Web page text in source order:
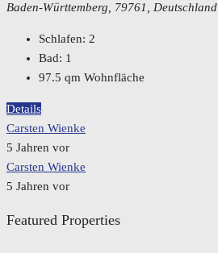
Baden-Württemberg, 79761, Deutschland
Schlafen: 2
Bad: 1
97.5 qm Wohnfläche
Details
Carsten Wienke
5 Jahren vor
Carsten Wienke
5 Jahren vor
Featured Properties